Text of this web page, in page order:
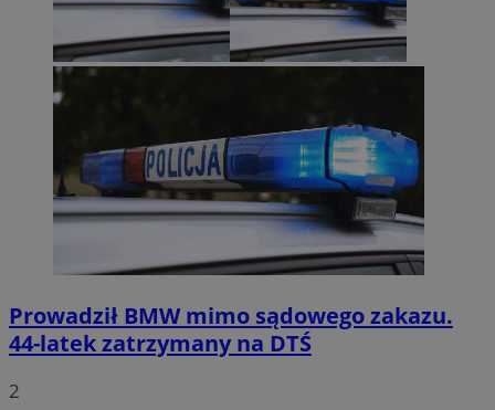
Prowadził BMW mimo sądowego zakazu.
44-latek zatrzymany na DTŚ
2